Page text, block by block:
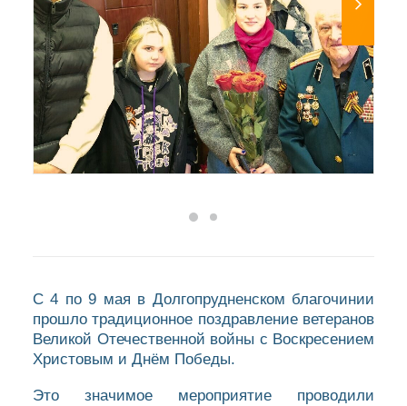
С 4 по 9 мая в Долгопрудненском благочинии
прошло традиционное поздравление ветеранов
Великой Отечественной войны с Воскресением
Христовым и Днём Победы.
Это значимое мероприятие проводили